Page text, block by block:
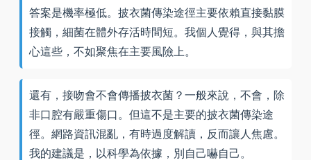
答案是機率極低。披衣菌傳染途徑主要依賴直接黏膜
接觸，細菌在體外存活時間短。我個人覺得，與其擔
心這些，不如聚焦在主要風險上。
還有，接吻會不會傳播披衣菌？一般來說，不會，除
非口腔有嚴重傷口。但這不是主要的披衣菌傳染途
徑。網路資訊混亂，有時過度解讀，反而讓人焦慮。
我的建議是，以科學為依據，別自己嚇自己。